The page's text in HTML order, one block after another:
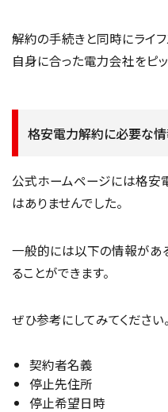
解約の手続きと同時にライ
自身に合った電力会社をピッ
格安電力解約に必要な
公式ホームページには格安
はありませんでした。
一般的には以下の情報があ
ることができます。
ぜひ参考にしてみてください。
契約者名義
停止先住所
停止希望日時